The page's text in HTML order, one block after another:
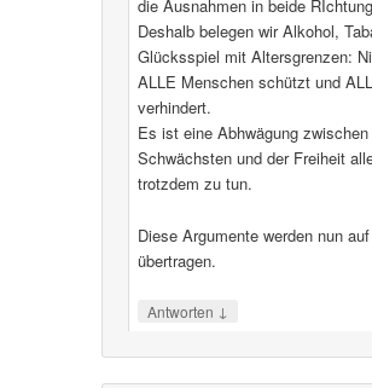
die Ausnahmen in beide
Deshalb belegen wir Alkohol,
Glücksspiel mit Altersgrenzen:
ALLE Menschen schützt und
verhindert.
Es ist eine Abhwägung
Schwächsten und der Freiheit
trotzdem zu tun.
Diese Argumente werden nun
übertragen.
Antworten ↓